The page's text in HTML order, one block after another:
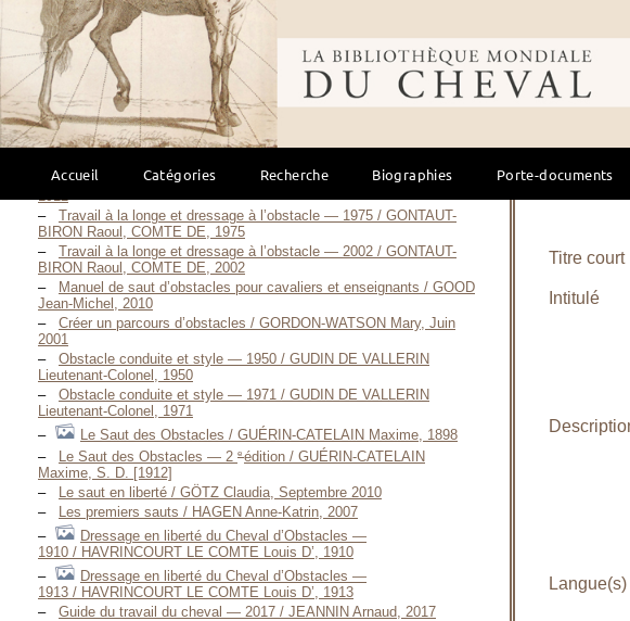
Bibliothèque mondiale du
Accueil Catégories Recherche Biographies Porte-documents
Travail à la longe et dressage à l’obstacle — 1888 / GONTAUT-
BIRON Marie-Louis-Théodore-Raoul, COMTE DE, 1888
Travail à la longe et dressage à l’obstacle — 2e
édition / GONTAUT-BIRON Marie-Louis-Théodore-Raoul, COMTE DE,
1888
Travail à la longe et dressage à l’obstacle — 3
édition / GONTAUT-BIRON Marie-Louis-Théodore-Raoul, COMTE DE,
1893
édition / GONTAUT-BIRON Marie-Louis-Théodore-Raoul, COMTE DE,
1912
Travail à la longe et dressage à l’obstacle — 1975 / GONTAUT-
BIRON Raoul, COMTE DE, 1975
Travail à la longe et dressage à l’obstacle — 2002 / GONTAUT-
BIRON Raoul, COMTE DE, 2002
Manuel de saut d’obstacles pour cavaliers et enseignants / GOOD
Jean-Michel, 2010
Créer un parcours d’obstacles / GORDON-WATSON Mary, Juin
2001
Obstacle conduite et style — 1950 / GUDIN DE VALLERIN
Lieutenant-Colonel, 1950
Obstacle conduite et style — 1971 / GUDIN DE VALLERIN
Lieutenant-Colonel, 1971
Le Saut des Obstacles / GUÉRIN-CATELAIN Maxime, 1898
Le Saut des Obstacles — 2 e édition / GUÉRIN-CATELAIN
Maxime, S. D. [1912]
Le saut en liberté / GÖTZ Claudia, Septembre 2010
Les premiers sauts / HAGEN Anne-Katrin, 2007
Dressage en liberté du Cheval d’Obstacles —
1910 / HAVRINCOURT LE COMTE Louis D’, 1910
Dressage en liberté du Cheval d’Obstacles —
1913 / HAVRINCOURT LE COMTE Louis D’, 1913
Guide du travail du cheval — 2017 / JEANNIN Arnaud, 2017
Titre court
Intitulé
Langue(s)